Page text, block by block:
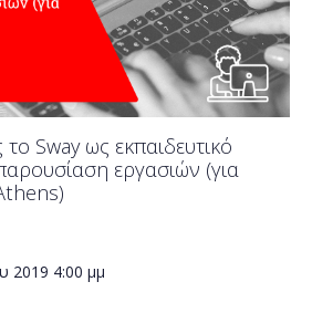
Sway ως εκπαιδευτικό
εργασιών (για
2019 4:00 μμ